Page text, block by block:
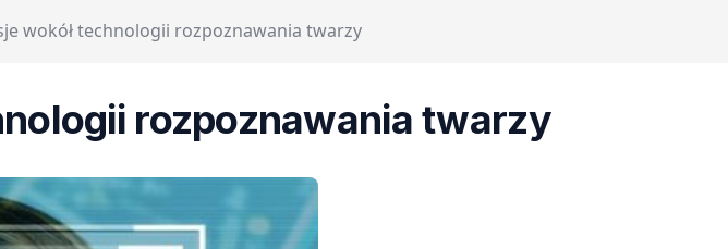
wokół technologii rozpoznawania twarzy
rozpoznawania twarzy